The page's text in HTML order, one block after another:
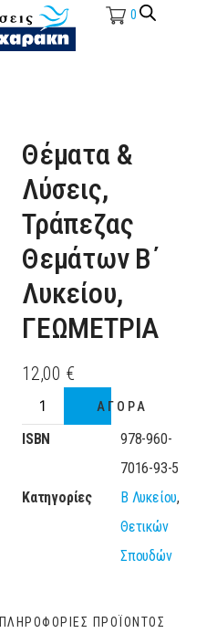
0
Θέματα &
Λύσεις,
Τράπεζας
Θεμάτων Β΄
Λυκείου,
ΓΕΩΜΕΤΡΙΑ
12,00 €
ΑΓΟΡΑ
ISBN
978-960-
7016-93-5
Κατηγορίες
Β Λυκείου,
Θετικών
Σπουδών
ΠΛΗΡΟΦΟΡΙΕΣ ΠΡΟΪΟΝΤΟΣ